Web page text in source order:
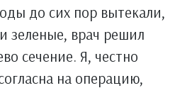
до сих пор вытекали,
зеленые, врач решил
сечение. Я, честно
на операцию,